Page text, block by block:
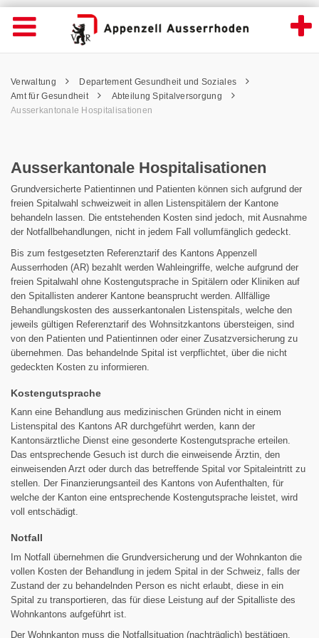
Ausserkantonale Hospitalisationen -
Wichtige
Seiten
Home
Inhalt
Kontakt
Sitemap
Navigation öffnen
Inhalt
Pfadnavigation
Verwaltung
Departement Gesundheit und Soziales
Amt für Gesundheit
Abteilung Spitalversorgung
Ausserkantonale Hospitalisationen
Ausserkantonale Hospitalisationen
Grundversicherte Patientinnen und Patienten können sich aufgrund der
freien Spitalwahl schweizweit in allen Listenspitälern der Kantone
behandeln lassen. Die entstehenden Kosten sind jedoch, mit Ausnahme
der Notfallbehandlungen, nicht in jedem Fall vollumfänglich gedeckt.
Bis zum festgesetzten Referenztarif des Kantons Appenzell
Ausserrhoden (AR) bezahlt werden Wahleingriffe, welche aufgrund der
freien Spitalwahl ohne Kostengutsprache in Spitälern oder Kliniken auf
den Spitallisten anderer Kantone beansprucht werden. Allfällige
Behandlungskosten des ausserkantonalen Listenspitals, welche den
jeweils gültigen Referenztarif des Wohnsitzkantons übersteigen, sind
von den Patienten und Patientinnen oder einer Zusatzversicherung zu
übernehmen. Das behandelnde Spital ist verpflichtet, über die nicht
gedeckten Kosten zu informieren.
Kostengutsprache
Kann eine Behandlung aus medizinischen Gründen nicht in einem
Listenspital des Kantons AR durchgeführt werden, kann der
Kantonsärztliche Dienst eine gesonderte Kostengutsprache erteilen.
Das entsprechende Gesuch ist durch die einweisende Ärztin, den
einweisenden Arzt oder durch das betreffende Spital vor Spitaleintritt zu
stellen. Der Finanzierungsanteil des Kantons von Aufenthalten, für
welche der Kanton eine entsprechende Kostengutsprache leistet, wird
voll entschädigt.
Notfall
Im Notfall übernehmen die Grundversicherung und der Wohnkanton die
vollen Kosten der Behandlung in jedem Spital in der Schweiz, falls der
Zustand der zu behandelnden Person es nicht erlaubt, diese in ein
Spital zu transportieren, das für diese Leistung auf der Spitalliste des
Wohnkantons aufgeführt ist.
Der Wohnkanton muss die Notfallsituation (nachträglich) bestätigen.